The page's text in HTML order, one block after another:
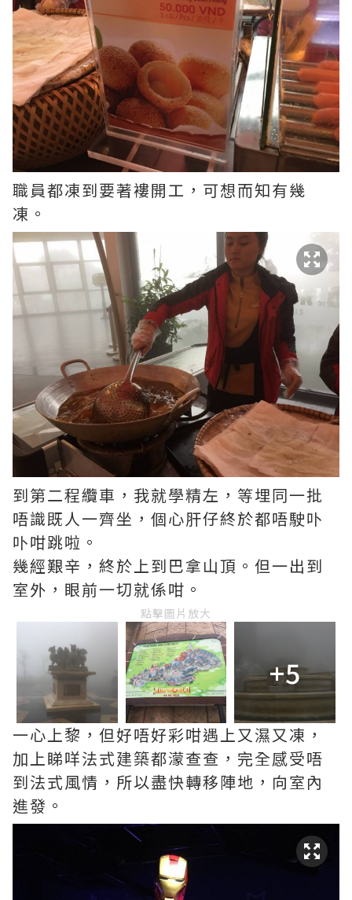
職員都凍到要著褸開工，可想而知有幾
凍。
到第二程纜車，我就學精左，等埋同一批
唔識既人一齊坐，個心肝仔終於都唔駛卟
卟咁跳啦。
幾經艱辛，終於上到巴拿山頂。但一出到
室外，眼前一切就係咁。
點擊圖片放大
+5
一心上黎，但好唔好彩咁遇上又濕又凍，
加上睇咩法式建築都濛查查，完全感受唔
到法式風情，所以盡快轉移陣地，向室內
進發。